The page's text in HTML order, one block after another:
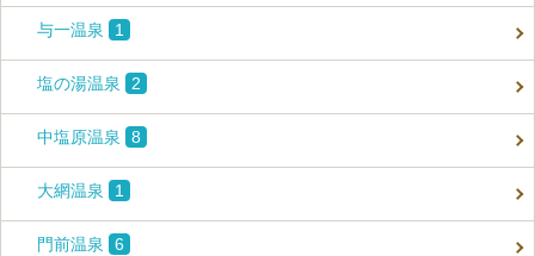
与一温泉 1
塩の湯温泉 2
中塩原温泉 8
大網温泉 1
門前温泉 6